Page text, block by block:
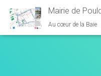
Mairie de
Au cœur de la Baie